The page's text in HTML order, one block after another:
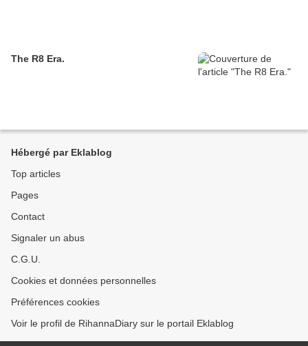
The R8 Era.
Hébergé par Eklablog
Top articles
Pages
Contact
Signaler un abus
C.G.U.
Cookies et données personnelles
Préférences cookies
Voir le profil de RihannaDiary sur le portail Eklablog